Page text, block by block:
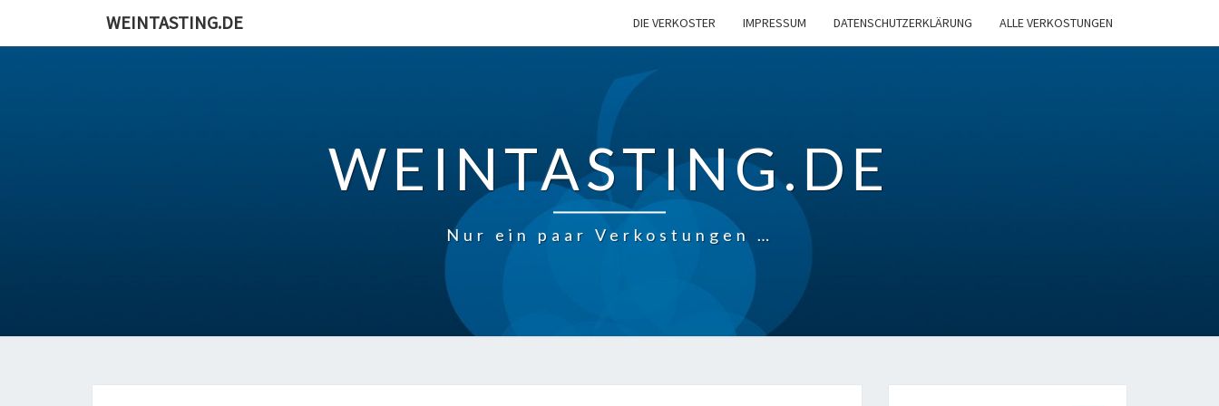
WEINTASTING.DE DIE VERKOSTER IMPRESSUM DATENSCHUTZERKLÄRUNG ALLE VERKOSTUNGEN
WEINTASTING.DE
Nur ein paar Verkostungen …